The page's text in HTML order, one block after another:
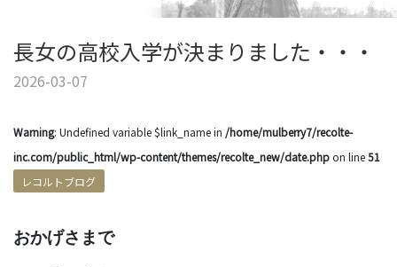
長女の高校入学が決まりました・・・
2026-03-07
Warning: Undefined variable $link_name in /home/mulberry7/recolte-
inc.com/public_html/wp-content/themes/recolte_new/date.phpon line51
レコルトブログ
おかげさまで